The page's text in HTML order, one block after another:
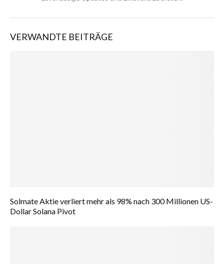
VERWANDTE BEITRÄGE
Solmate Aktie verliert mehr als 98% nach 300 Millionen US-
Dollar Solana Pivot